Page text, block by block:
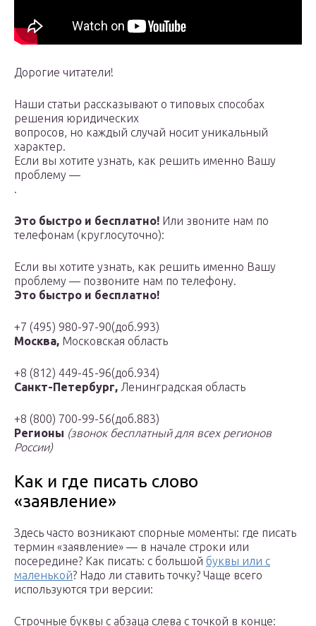
Дорогие читатели!
Наши статьи рассказывают о типовых способах
решения юридических
вопросов, но каждый случай носит уникальный
характер.
Если вы хотите узнать, как решить именно Вашу
проблему —
.
Это быстро и бесплатно! Или звоните нам по
телефонам (круглосуточно):
Если вы хотите узнать, как решить именно Вашу
проблему — позвоните нам по телефону.
Это быстро и бесплатно!
+7 (495) 980-97-90(доб.993)
Москва, Московская область
+8 (812) 449-45-96(доб.934)
Санкт-Петербург, Ленинградская область
+8 (800) 700-99-56(доб.883)
Регионы (звонок бесплатный для всех регионов
России)
Как и где писать слово
«заявление»
Здесь часто возникают спорные моменты: где писать
термин «заявление» — в начале строки или
посередине? Как писать: с большой буквы или с
маленькой? Надо ли ставить точку? Чаще всего
используются три версии:
Строчные буквы с абзаца слева с точкой в конце: